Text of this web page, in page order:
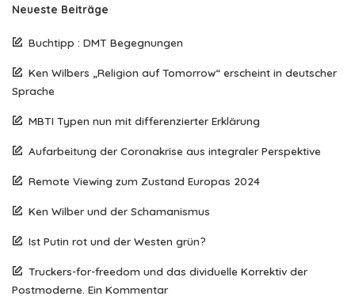
Neueste Beiträge
Buchtipp : DMT Begegnungen
Ken Wilbers „Religion auf Tomorrow“ erscheint in deutscher
Sprache
MBTI Typen nun mit differenzierter Erklärung
Aufarbeitung der Coronakrise aus integraler Perspektive
Remote Viewing zum Zustand Europas 2024
Ken Wilber und der Schamanismus
Ist Putin rot und der Westen grün?
Truckers-for-freedom und das dividuelle Korrektiv der
Postmoderne. Ein Kommentar